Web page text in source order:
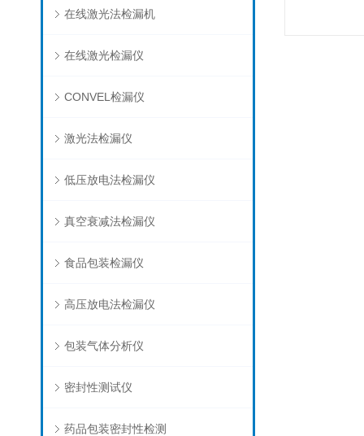
在线激光法检漏机
在线激光检漏仪
CONVEL检漏仪
激光法检漏仪
低压放电法检漏仪
真空衰减法检漏仪
食品包装检漏仪
高压放电法检漏仪
包装气体分析仪
密封性测试仪
药品包装密封性检测